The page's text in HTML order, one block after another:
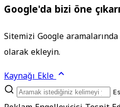
Google'da bizi öne
Sitemizi Google
olarak ekleyin.
Kaynağı Ekle